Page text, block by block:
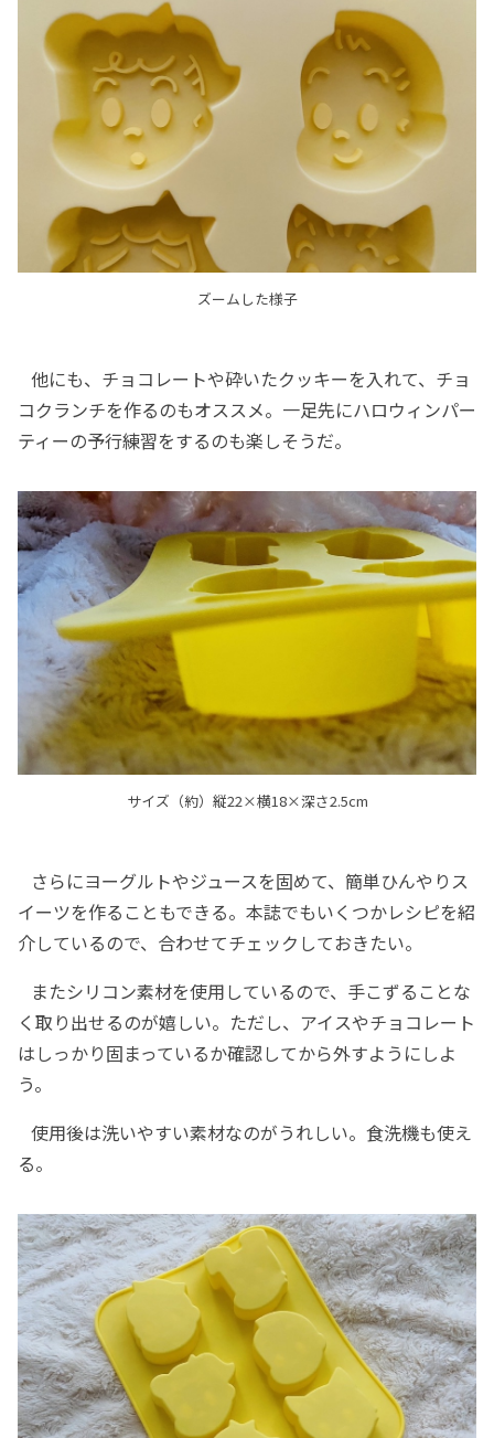
ズームした様子
他にも、チョコレートや砕いたクッキーを入れて、チョ
コクランチを作るのもオススメ。一足先にハロウィンパー
ティーの予行練習をするのも楽しそうだ。
サイズ（約）縦22×横18×深さ2.5cm
さらにヨーグルトやジュースを固めて、簡単ひんやりス
イーツを作ることもできる。本誌でもいくつかレシピを紹
介しているので、合わせてチェックしておきたい。
またシリコン素材を使用しているので、手こずることな
く取り出せるのが嬉しい。ただし、アイスやチョコレート
はしっかり固まっているか確認してから外すようにしよ
う。
使用後は洗いやすい素材なのがうれしい。食洗機も使え
る。